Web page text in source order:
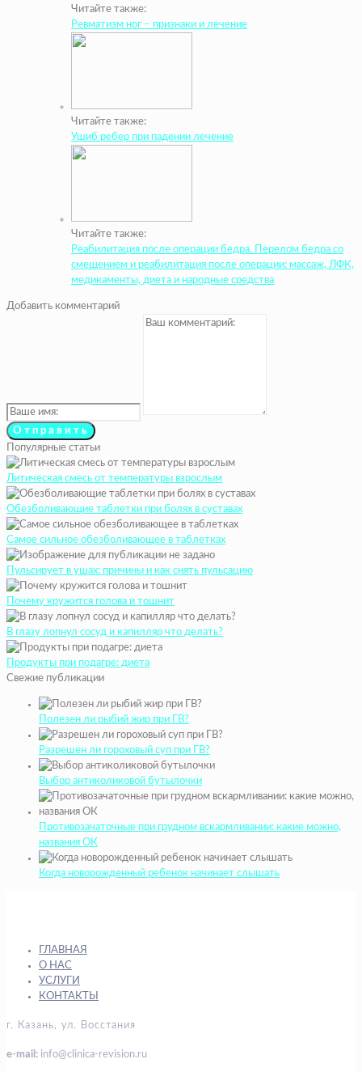
Читайте также:
Ревматизм ног – признаки и лечение
Читайте также:
Ушиб ребер при падении лечение
Читайте также:
Реабилитация после операции бедра. Перелом бедра со
смещением и реабилитация после операции: массаж, ЛФК,
медикаменты, диета и народные средства
Добавить комментарий
Популярные статьи
Литическая смесь от температуры взрослым
Обезболивающие таблетки при болях в суставах
Самое сильное обезболивающее в таблетках
Пульсирует в ушах: причины и как снять пульсацию
Почему кружится голова и тошнит
В глазу лопнул сосуд и капилляр что делать?
Продукты при подагре: диета
Свежие публикации
Полезен ли рыбий жир при ГВ?
Разрешен ли гороховый суп при ГВ?
Выбор антиколиковой бутылочки
Противозачаточные при грудном вскармливании: какие можно,
названия ОК
Когда новорожденный ребенок начинает слышать
ГЛАВНАЯ
О НАС
УСЛУГИ
КОНТАКТЫ
г. Казань, ул. Восстания
e-mail: info@clinica-revision.ru